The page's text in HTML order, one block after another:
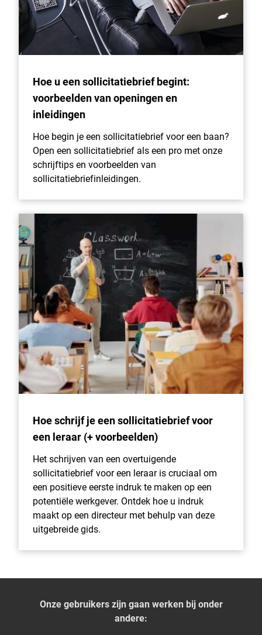
Hoe u een sollicitatiebrief begint:
voorbeelden van openingen en
inleidingen
Hoe begin je een sollicitatiebrief voor een baan?
Open een sollicitatiebrief als een pro met onze
schrijftips en voorbeelden van
sollicitatiebriefinleidingen.
Hoe schrijf je een sollicitatiebrief voor
een leraar (+ voorbeelden)
Het schrijven van een overtuigende
sollicitatiebrief voor een leraar is cruciaal om
een positieve eerste indruk te maken op een
potentiële werkgever. Ontdek hoe u indruk
maakt op een directeur met behulp van deze
uitgebreide gids.
Onze gebruikers zijn gaan werken bij onder
andere: